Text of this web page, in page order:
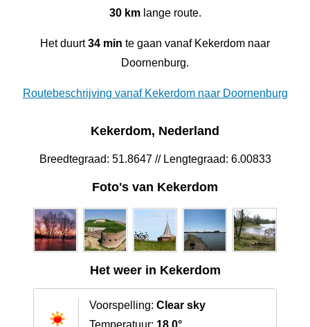
30 kmlange route.
Het duurt34 min te gaan vanaf Kekerdom naar
Doornenburg.
Routebeschrijving vanaf Kekerdom naar Doornenburg
Kekerdom, Nederland
Breedtegraad: 51.8647 // Lengtegraad: 6.00833
Foto's van Kekerdom
Het weer in Kekerdom
Voorspelling: Clear sky